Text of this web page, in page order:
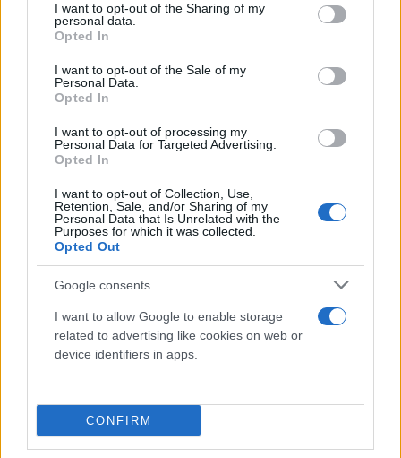
not limited to your visit or usage behaviour. You may click to
grant or deny consent to Google and its third-party tags to
use your data for below specified purposes in below Google
consent section.
I want to opt-out of the Sharing of my
personal data.
Opted In
I want to opt-out of the Sale of my
Personal Data.
Opted In
I want to opt-out of processing my
Personal Data for Targeted Advertising.
Opted In
I want to opt-out of Collection, Use,
Retention, Sale, and/or Sharing of my
Personal Data that Is Unrelated with the
Purposes for which it was collected.
Opted Out
Google consents
I want to allow Google to enable storage
related to advertising like cookies on web or
device identifiers in apps.
CONFIRM
Αναλυτικότερα, σήμερα αναμένονται αρχικά
τοπικές βροχές ή καταιγίδες σε Ιόνιο, Ήπειρο,